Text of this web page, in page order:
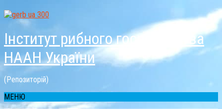
Інститут рибного господарства
НААН України
(Репозиторій)
МЕНЮ